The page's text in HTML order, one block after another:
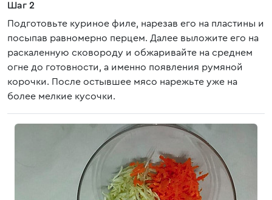
Шаг 2
Подготовьте куриное филе, нарезав его на пластины и
посыпав равномерно перцем. Далее выложите его на
раскаленную сковороду и обжаривайте на среднем
огне до готовности, а именно появления румяной
корочки. После остывшее мясо нарежьте уже на
более мелкие кусочки.